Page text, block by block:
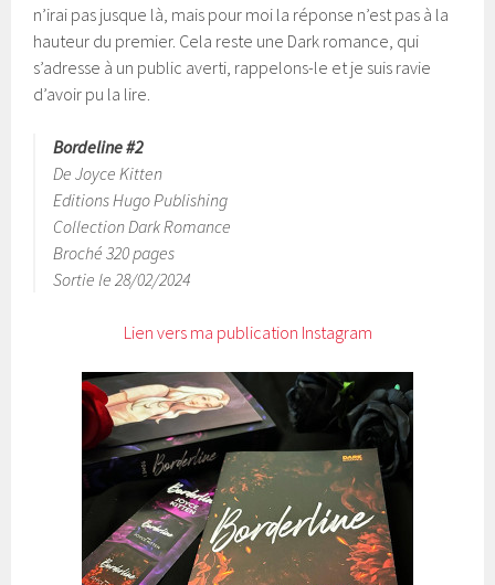
n’irai pas jusque là, mais pour moi la réponse n’est pas à la
hauteur du premier. Cela reste une Dark romance, qui
s’adresse à un public averti, rappelons-le et je suis ravie
d’avoir pu la lire.
Bordeline #2
De Joyce Kitten
Editions Hugo Publishing
Collection Dark Romance
Broché 320 pages
Sortie le 28/02/2024
Lien vers ma publication Instagram